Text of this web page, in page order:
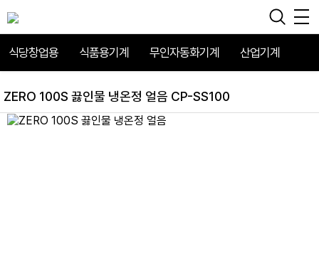
식당창업용 식품용기계 무인자동화기계 산업기계
ZERO 100S 끓인물 냉온정 얼음 CP-SS100